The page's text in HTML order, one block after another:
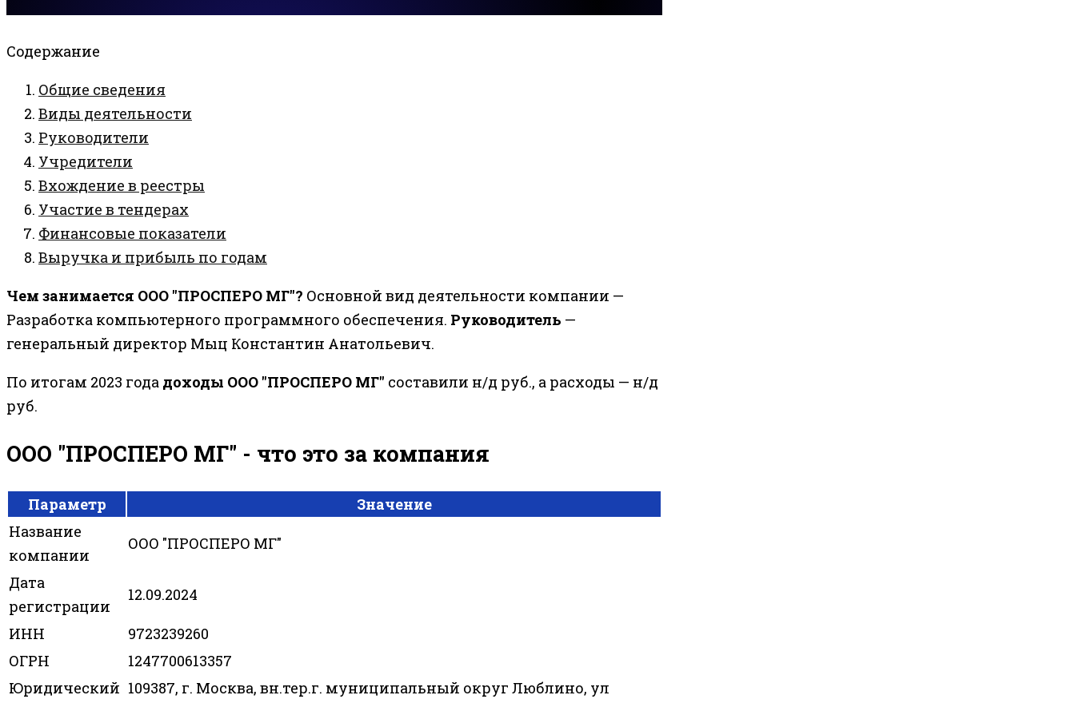
Содержание
Общие сведения
Виды деятельности
Руководители
Учредители
Вхождение в реестры
Участие в тендерах
Финансовые показатели
Выручка и прибыль по годам
Чем занимается ООО "ПРОСПЕРО МГ"? Основной вид деятельности компании —
Разработка компьютерного программного обеспечения. Руководитель —
генеральный директор Мыц Константин Анатольевич.
По итогам 2023 года доходы ООО "ПРОСПЕРО МГ" составили н/д руб., а расходы — н/д
руб.
ООО "ПРОСПЕРО МГ" - что это за компания
Параметр
Значение
Название
компании
ООО "ПРОСПЕРО МГ"
Дата
регистрации
12.09.2024
ИНН
9723239260
ОГРН
1247700613357
Юридический 109387, г. Москва, вн.тер.г. муниципальный округ Люблино, ул